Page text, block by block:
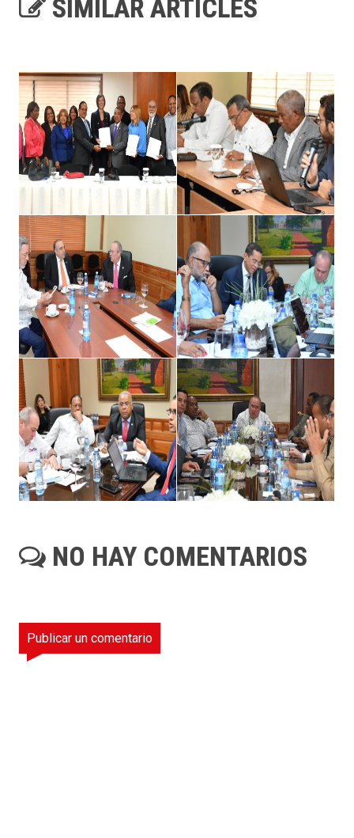
SIMILAR ARTICLES
NO HAY COMENTARIOS
Publicar un comentario